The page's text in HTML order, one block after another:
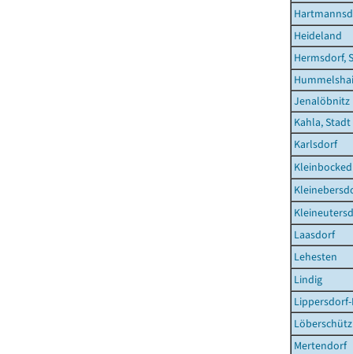
Heideland
Hermsdorf,
Jenalöbnitz
Kahla, Stadt
Karlsdorf
Laasdorf
Lehesten
Lindig
Löberschütz
Mertendorf